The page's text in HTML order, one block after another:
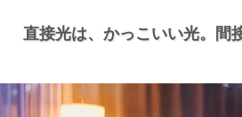
直接光は、 かっこいい光。 間